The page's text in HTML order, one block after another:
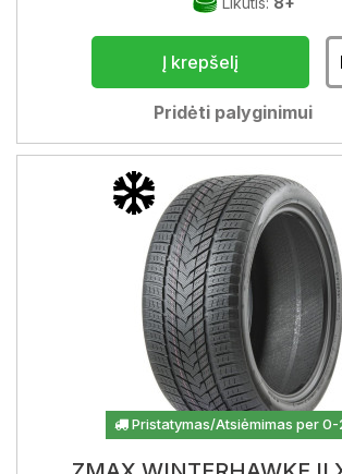
Į krepšelį
Pridėti palyginimui
Pristatymas/Atsiėmimas per 0-